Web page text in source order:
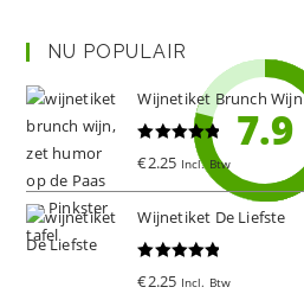
8.6
8.5
8.3
8.1
7.9
NU POPULAIR
Wijnetiket Brunch Wijn
Gewaardeer
uit 5
€2.25 Incl. Btw
Wijnetiket De Liefste
€2.25 Incl. Btw